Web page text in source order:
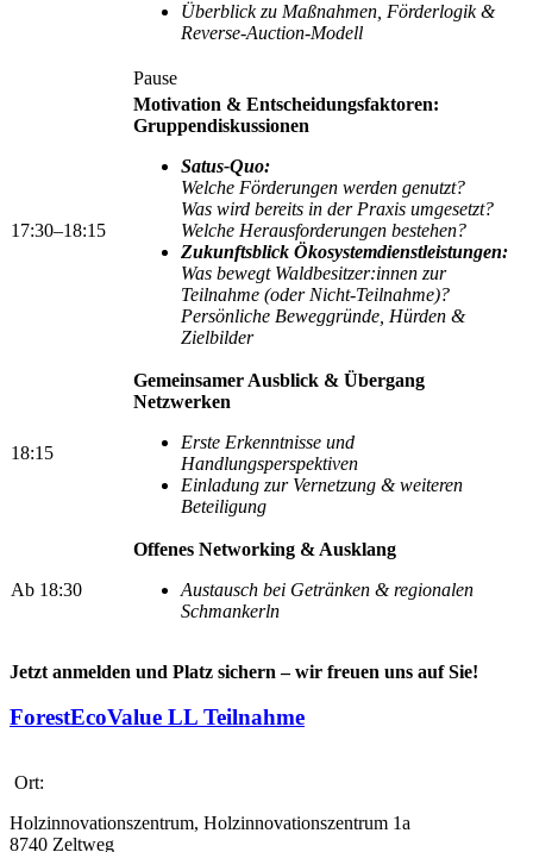
Überblick zu Maßnahmen, Förderlogik &
Reverse-Auction-Modell
Pause
17:30–18:15
Motivation & Entscheidungsfaktoren:
Gruppendiskussionen
Satus-Quo:
Welche Förderungen werden genutzt?
Was wird bereits in der Praxis umgesetzt?
Welche Herausforderungen bestehen?
Zukunftsblick Ökosystemdienstleistungen:
Was bewegt Waldbesitzer:innen zur
Teilnahme (oder Nicht-Teilnahme)?
Persönliche Beweggründe, Hürden &
Zielbilder
18:15
Gemeinsamer Ausblick & Übergang
Netzwerken
Erste Erkenntnisse und
Handlungsperspektiven
Einladung zur Vernetzung & weiteren
Beteiligung
Ab 18:30
Offenes Networking & Ausklang
Austausch bei Getränken & regionalen
Schmankerln
Jetzt anmelden und Platz sichern – wir freuen uns auf Sie!
ForestEcoValue LL Teilnahme
Ort:
Holzinnovationszentrum, Holzinnovationszentrum 1a
8740 Zeltweg